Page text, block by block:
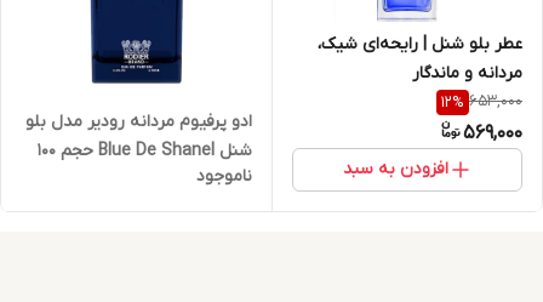
عطر بلو شنل | رایحه‌ای شیک،
مردانه و ماندگار
653,000
12%
569,000
افزودن به سبد
ادو پرفیوم مردانه رودیر مدل بلو
شنل Blue De Shanel حجم 100
میلی لیتر
ناموجود